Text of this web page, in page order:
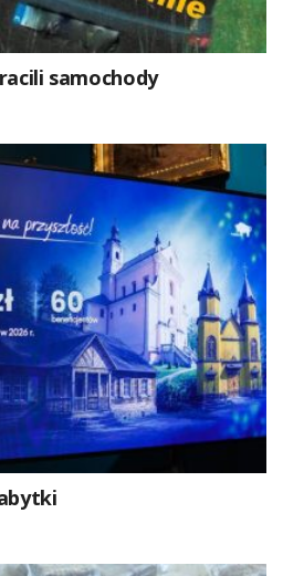
samochody